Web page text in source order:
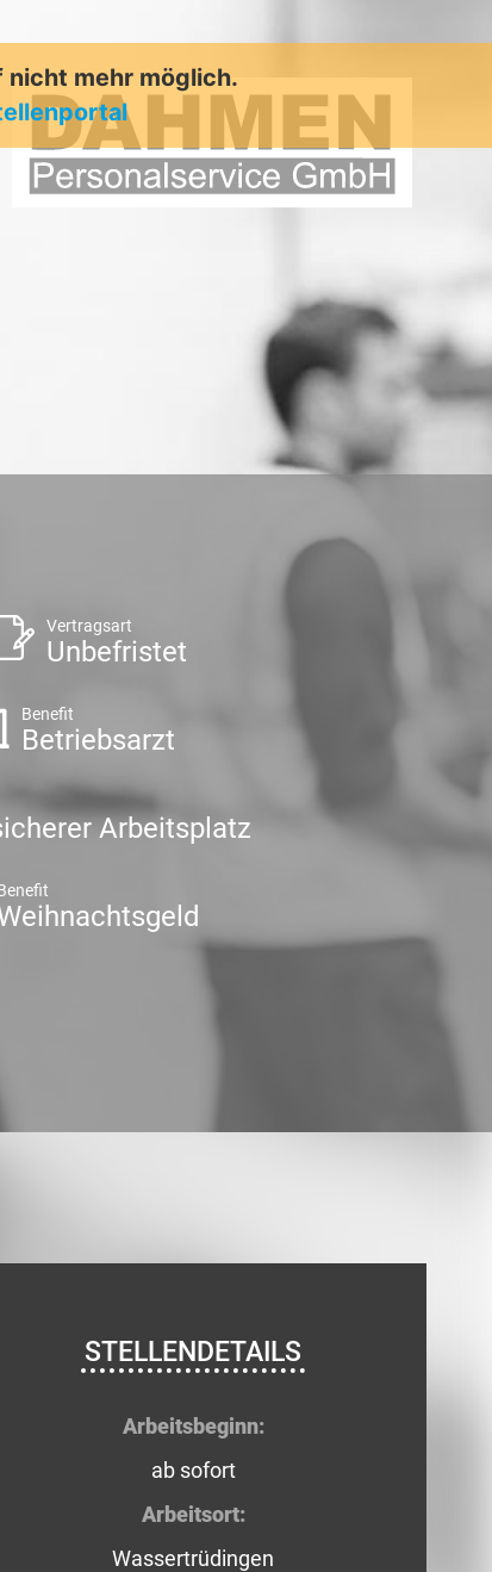
nicht mehr möglich.
Vertragsart
Unbefristet
Benefit
Betriebsarzt
Arbeitsplatz
STELLENDETAILS
Arbeitsbeginn:
ab sofort
Arbeitsort:
Wassertrüdingen